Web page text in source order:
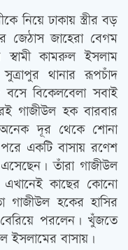
নিয়ে ঢাকায় স্ত্রীর বড়
জেঠাস জাহেরা বেগম
কামরুল ইসলাম
থানার রূপচাঁদ
বসে বিকেলবেলা সবাই
গাজীউল হক বারবার
অনেক দূর থেকে শোনা
একটি বাসায় রণেশ
তাঁরা গাজীউল
এখানেই কাছের কোনো
হকের হাসির
পরলেন। খুঁজতে
ইসলামের বাসায়।